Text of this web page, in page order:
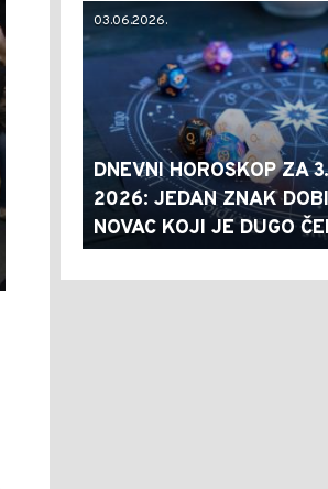
03.06.2026.
DNEVNI HOROSKOP ZA
2026: JEDAN ZNAK
NOVAC KOJI JE DUGO